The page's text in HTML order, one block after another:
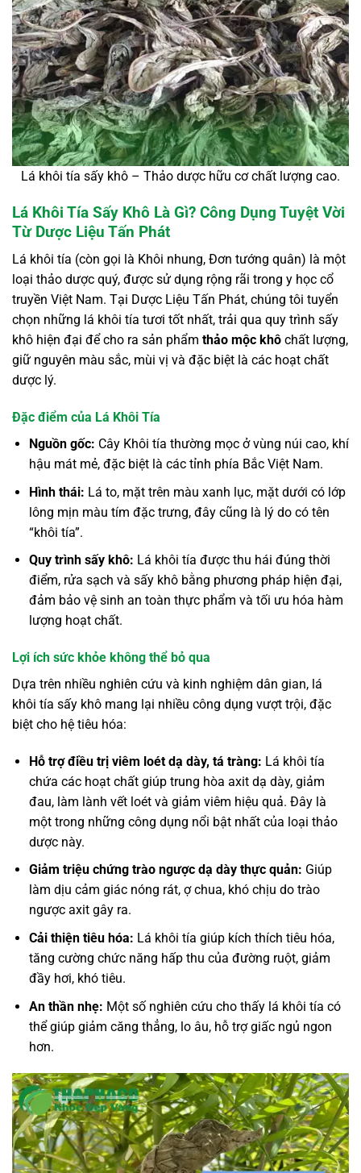
Lá khôi tía sấy khô – Thảo dược hữu cơ chất lượng cao.
Lá Khôi Tía Sấy Khô Là Gì? Công Dụng Tuyệt Vời
Từ Dược Liệu Tấn Phát
Lá khôi tía (còn gọi là Khôi nhung, Đơn tướng quân) là một
loại thảo dược quý, được sử dụng rộng rãi trong y học cổ
truyền Việt Nam. Tại Dược Liệu Tấn Phát, chúng tôi tuyển
chọn những lá khôi tía tươi tốt nhất, trải qua quy trình sấy
khô hiện đại để cho ra sản phẩm thảo mộc khô chất lượng,
giữ nguyên màu sắc, mùi vị và đặc biệt là các hoạt chất
dược lý.
Đặc điểm của Lá Khôi Tía
Nguồn gốc: Cây Khôi tía thường mọc ở vùng núi cao, khí
hậu mát mẻ, đặc biệt là các tỉnh phía Bắc Việt Nam.
Hình thái: Lá to, mặt trên màu xanh lục, mặt dưới có lớp
lông mịn màu tím đặc trưng, đây cũng là lý do có tên
“khôi tía”.
Quy trình sấy khô: Lá khôi tía được thu hái đúng thời
điểm, rửa sạch và sấy khô bằng phương pháp hiện đại,
đảm bảo vệ sinh an toàn thực phẩm và tối ưu hóa hàm
lượng hoạt chất.
Lợi ích sức khỏe không thể bỏ qua
Dựa trên nhiều nghiên cứu và kinh nghiệm dân gian, lá
khôi tía sấy khô mang lại nhiều công dụng vượt trội, đặc
biệt cho hệ tiêu hóa:
Hỗ trợ điều trị viêm loét dạ dày, tá tràng: Lá khôi tía
chứa các hoạt chất giúp trung hòa axit dạ dày, giảm
đau, làm lành vết loét và giảm viêm hiệu quả. Đây là
một trong những công dụng nổi bật nhất của loại thảo
dược này.
Giảm triệu chứng trào ngược dạ dày thực quản: Giúp
làm dịu cảm giác nóng rát, ợ chua, khó chịu do trào
ngược axit gây ra.
Cải thiện tiêu hóa: Lá khôi tía giúp kích thích tiêu hóa,
tăng cường chức năng hấp thu của đường ruột, giảm
đầy hơi, khó tiêu.
An thần nhẹ: Một số nghiên cứu cho thấy lá khôi tía có
thể giúp giảm căng thẳng, lo âu, hỗ trợ giấc ngủ ngon
hơn.